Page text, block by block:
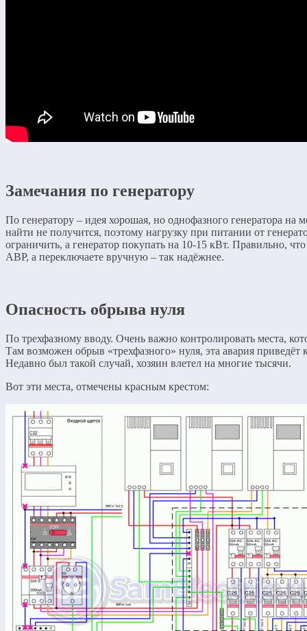
Замечания по генератору
По генератору – идея хорошая, но однофазного генератора на
найти не получится, поэтому нагрузку при питании от
ограничить, а генератор покупать на 10-15 кВт. Правильно,
АВР, а переключаете вручную – так надёжнее.
Опасность обрыва нуля
По трехфазному вводу. Очень важно контролировать места,
Там возможен обрыв «трехфазного» нуля, эта авария
Недавно был такой случай, хозяин влетел на многие тысячи.
Вот эти места, отмечены красным крестом: